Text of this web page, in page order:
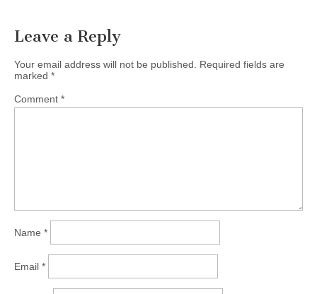
Leave a Reply
Your email address will not be published. Required fields are
marked *
Comment *
Name *
Email *